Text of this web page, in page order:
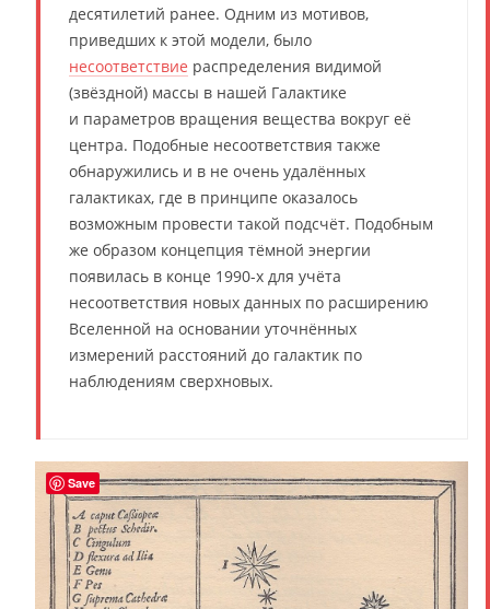
десятилетий ранее. Одним из мотивов,
приведших к этой модели, было
несоответствие распределения видимой
(звёздной) массы в нашей Галактике
и параметров вращения вещества вокруг её
центра. Подобные несоответствия также
обнаружились и в не очень удалённых
галактиках, где в принципе оказалось
возможным провести такой подсчёт. Подобным
же образом концепция тёмной энергии
появилась в конце 1990-х для учёта
несоответствия новых данных по расширению
Вселенной на основании уточнённых
измерений расстояний до галактик по
наблюдениям сверхновых.
Save